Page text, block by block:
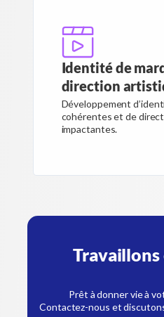
Identité de
direction
Développement
cohérentes et de
impactantes.
Prêt à donner vie à
Contactez-nous et